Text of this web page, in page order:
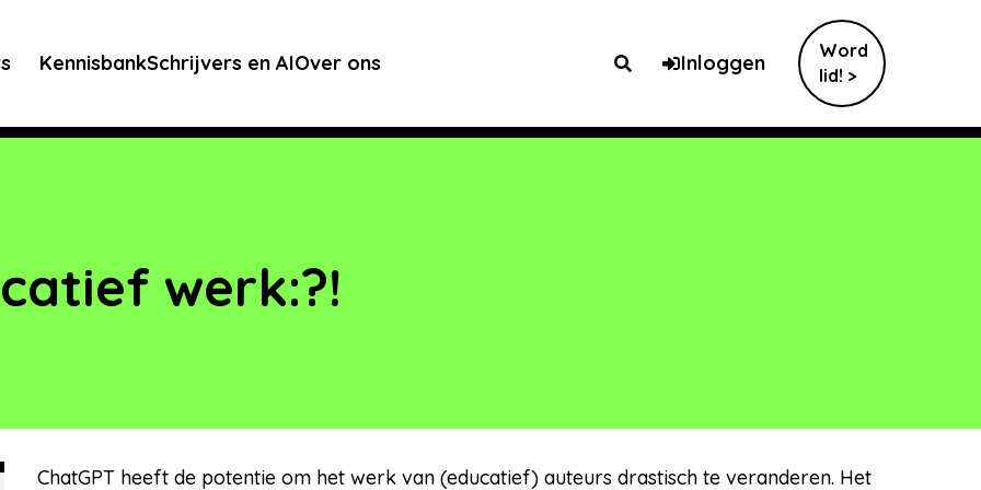
KennisbankSchrijvers en AIOver ons Inloggen
Word
lid! >
werk:?!
ChatGPT heeft de potentie om het werk van (educatief) auteurs drastisch te veranderen. Het